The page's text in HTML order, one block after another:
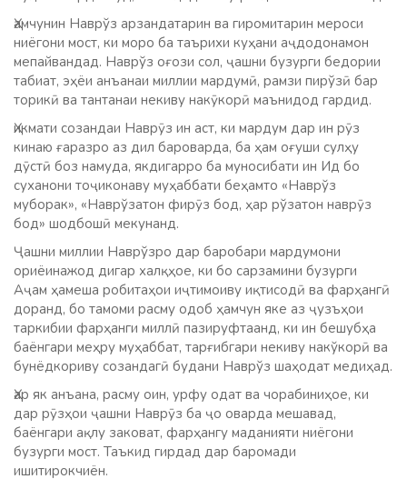
Ҳамчунин Наврўз арзандатарин ва гиромитарин мероси
ниёгони мост, ки моро ба таърихи куҳани аҷдодонамон
мепайвандад. Наврўз оғози сол, ҷашни бузурги бедории
табиат, эҳёи анъанаи миллии мардумӣ, рамзи пирўзӣ бар
торикӣ ва тантанаи некиву накӯкорӣ маънидод гардид.
Ҳикмати созандаи Наврӯз ин аст, ки мардум дар ин рӯз
кинаю ғаразро аз дил бароварда, ба ҳам оғуши сулҳу
дӯстӣ боз намуда, якдигарро ба муносибати ин Ид бо
суханони тоҷиконаву муҳаббати беҳамто «Наврўз
муборак», «Наврўзатон фирӯз бод, ҳар рўзатон наврӯз
бод» шодбошӣ мекунанд.
Ҷашни миллии Наврўзро дар баробари мардумони
ориёинажод дигар халқҳое, ки бо сарзамини бузурги
Аҷам ҳамеша робитаҳои иҷтимоиву иқтисодӣ ва фарҳангӣ
доранд, бо тамоми расму одоб ҳамчун яке аз ҷузъҳои
таркибии фарҳанги миллӣ пазируфтаанд, ки ин бешубҳа
баёнгари меҳру муҳаббат, тарғибгари некиву накўкорӣ ва
бунёдкориву созандагӣ будани Наврўз шаҳодат медиҳад.
Ҳар як анъана, расму оин, урфу одат ва чорабиниҳое, ки
дар рӯзҳои ҷашни Наврӯз ба ҷо оварда мешавад,
баёнгари ақлу заковат, фарҳангу маданияти ниёгони
бузурги мост. Таъкид гирдад дар баромади
ишитирокчиён.